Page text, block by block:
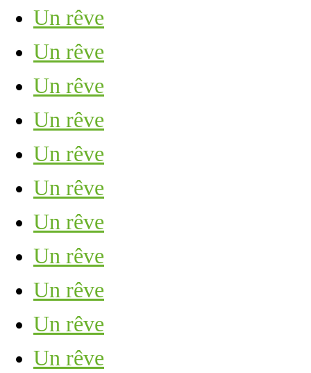
Un rêve
Un rêve
Un rêve
Un rêve
Un rêve
Un rêve
Un rêve
Un rêve
Un rêve
Un rêve
Un rêve